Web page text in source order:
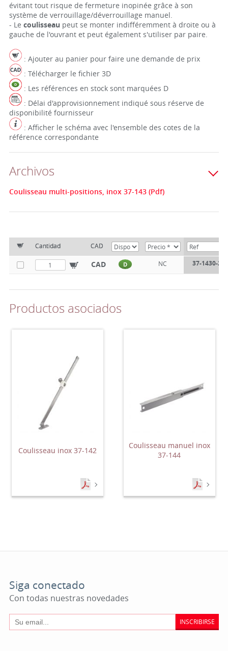
évitant tout risque de fermeture inopinée grâce à son
système de verrouillage/déverrouillage manuel.
- Le coulisseau peut se monter indifféremment à droite ou à
gauche de l'ouvrant et peut également s'utiliser par paire.
: Ajouter au panier pour faire une demande de prix
: Télécharger le fichier 3D
: Les références en stock sont marquées D
: Délai d'approvisionnement indiqué sous réserve de
disponibilité fournisseur
: Afficher le schéma avec l'ensemble des cotes de la
référence correspondante
Archivos
Coulisseau multi-positions, inox 37-143 (Pdf)
Cantidad CAD
CAD D NC 37-1430-224
Productos asociados
Coulisseau inox 37-142
Coulisseau manuel inox
37-144
Siga conectado
Con todas nuestras novedades
INSCRIBIRSE